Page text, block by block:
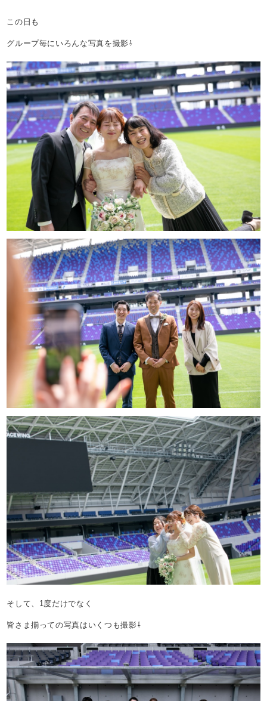
この日も
グループ毎にいろんな写真を撮影⇩
そして、1度だけでなく
皆さま揃っての写真はいくつも撮影⇩